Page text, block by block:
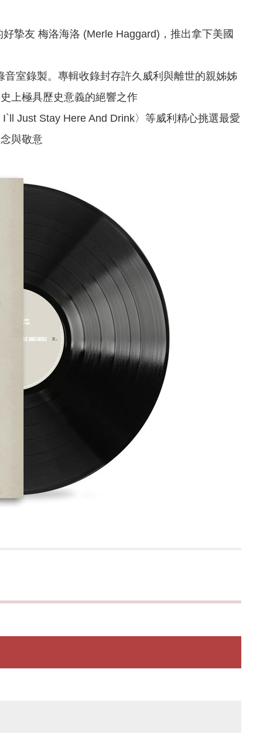
摯友 梅洛海洛 (Merle Haggard)，推出拿下美國
室錄製。專輯收錄封存許久威利與離世的親姊姊
上極具歷史意義的絕響之作
Just Stay Here And Drink〉等威利精心挑選最愛
與敬意